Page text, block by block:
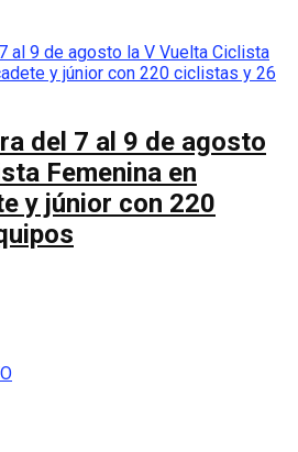
del 7 al 9 de agosto
Femenina en
y júnior con 220